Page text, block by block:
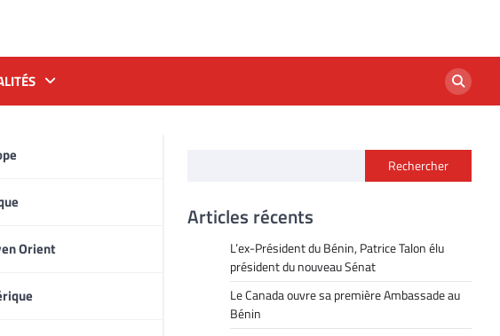
Orient
Rechercher
Articles récents
L’ex-Président du Bénin, Patrice Talon élu
président du nouveau Sénat
Le Canada ouvre sa première Ambassade au
Bénin